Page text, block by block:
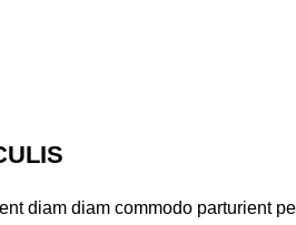
diam diam commodo parturient